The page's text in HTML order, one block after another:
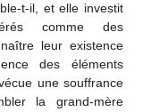
t-il, et elle investit
comme des
leur existence
des éléments
une souffrance
la grand-mère